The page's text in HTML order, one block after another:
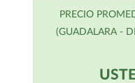
PRECIO
(GUADALARA -